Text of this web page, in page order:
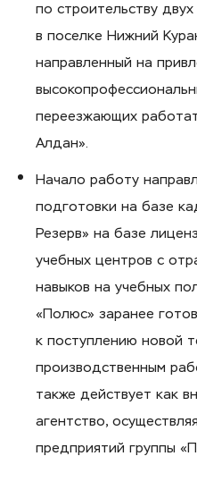
по строительству
в поселке Нижний
направленный на
переезжающих
Алдан».
Начало работу
подготовки на базе
Резерв» на базе
учебных центров с
навыков на учебных
«Полюс» заранее
к поступлению новой
производственным
также действует как
агентство,
предприятий группы